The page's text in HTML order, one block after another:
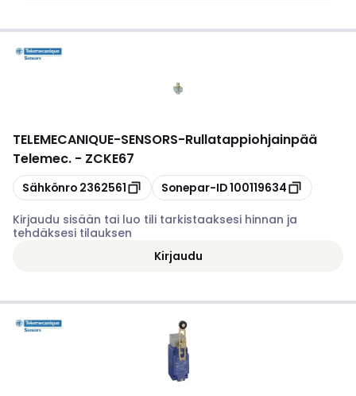
TELEMECANIQUE-SENSORS-Rullatappiohjainpää
Telemec. - ZCKE67
Kopioi
Sähkönro 2362561 Kopioi
Sonepar-ID100119634
Kirjaudu sisään tai luo tili tarkistaaksesi hinnan ja
tehdäksesi tilauksen
Kirjaudu